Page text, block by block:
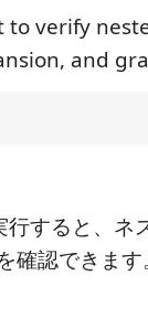
to verify
and
すると、ネ
確認できます